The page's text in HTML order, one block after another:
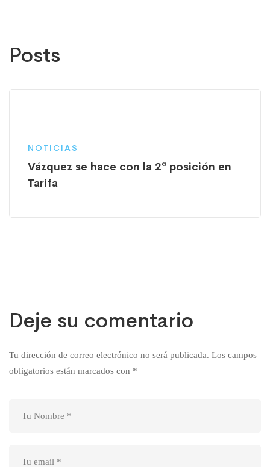
Posts
NOTICIAS
Vázquez se hace con la 2ª posición en
Tarifa
Deje su comentario
Tu dirección de correo electrónico no será publicada. Los campos
obligatorios están marcados con *